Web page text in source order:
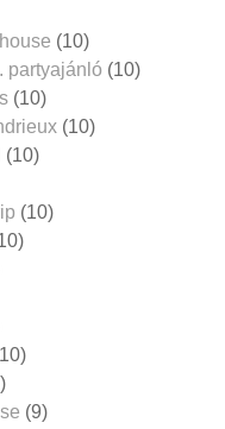
(10)
partyajánló (10)
(10)
(10)
(10)
(10)
(9)